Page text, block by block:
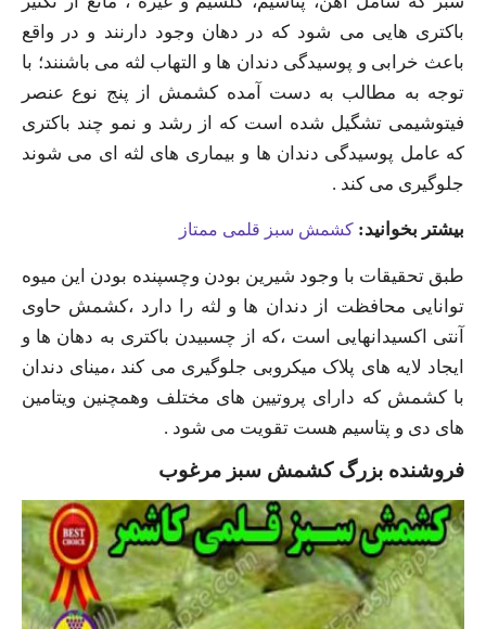
باکتری هایی می شود که در دهان وجود دارنند و در واقع
باعث خرابی و پوسیدگی دندان ها و التهاب لثه می باشنند؛ با
توجه به مطالب به دست آمده کشمش از پنج نوع عنصر
فیتوشیمی تشگیل شده است که از رشد و نمو چند باکتری
که عامل پوسیدگی دندان ها و بیماری های لثه ای می شوند
جلوگیری می کند .
بیشتر بخوانید: کشمش سبز قلمی ممتاز
طبق تحقیقات با وجود شیرین بودن وچسپنده بودن این میوه
توانایی محافظت از دندان ها و لثه را دارد ،کشمش حاوی
آنتی اکسیدانهایی است ،که از چسبیدن باکتری به دهان ها و
ایجاد لایه های پلاک میکروبی جلوگیری می کند ،مینای دندان
با کشمش که دارای پروتیین های مختلف وهمچنین ویتامین
های دی و پتاسیم هست تقویت می شود .
فروشنده بزرگ کشمش سبز مرغوب